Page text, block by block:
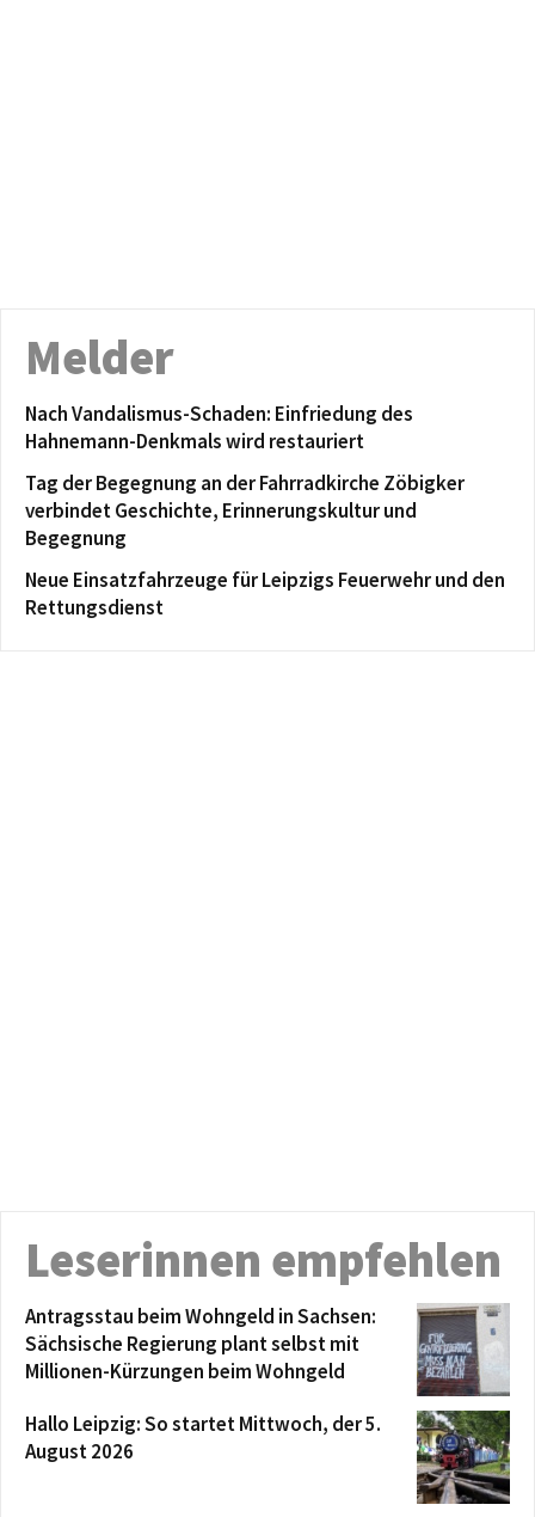
Melder
Nach Vandalismus-Schaden: Einfriedung des
Hahnemann-Denkmals wird restauriert
Tag der Begegnung an der Fahrradkirche Zöbigker
verbindet Geschichte, Erinnerungskultur und
Begegnung
Neue Einsatzfahrzeuge für Leipzigs Feuerwehr und den
Rettungsdienst
Leserinnen empfehlen
Antragsstau beim Wohngeld in Sachsen:
Sächsische Regierung plant selbst mit
Millionen-Kürzungen beim Wohngeld
Hallo Leipzig: So startet Mittwoch, der 5.
August 2026